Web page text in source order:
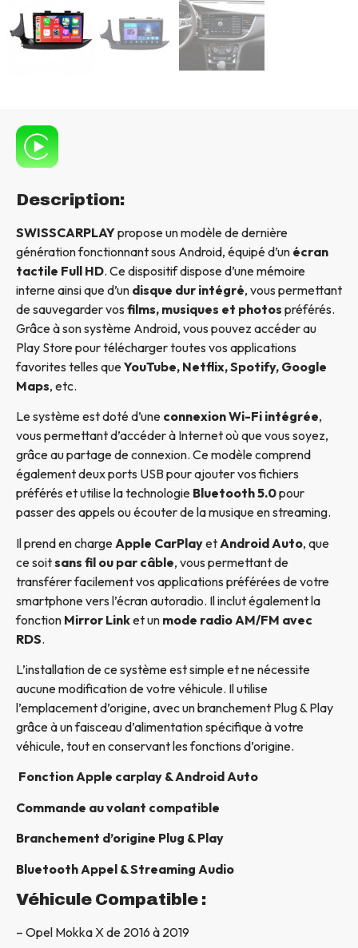
Description:
SWISSCARPLAYpropose un modèle de dernière
génération fonctionnant sous Android, équipé d’un écran
tactile Full HD. Ce dispositif dispose d’une mémoire
interne ainsi que d’un disque dur intégré, vous permettant
de sauvegarder vos films, musiques et photos préférés.
Grâce à son système Android, vous pouvez accéder au
Play Store pour télécharger toutes vos applications
favorites telles queYouTube, Netflix, Spotify, Google
Maps, etc.
Le système est doté d’une connexion Wi-Fi intégrée,
vous permettant d’accéder à Internet où que vous soyez,
grâce au partage de connexion. Ce modèle comprend
également deux ports USB pour ajouter vos fichiers
préférés et utilise la technologie Bluetooth 5.0pour
passer des appels ou écouter de la musique en streaming.
Il prend en charge Apple CarPlayet Android Auto, que
ce soitsans fil ou par câble, vous permettant de
transférer facilement vos applications préférées de votre
smartphone vers l’écran autoradio. Il inclut également la
fonction Mirror Linket un mode radio AM/FM avec
RDS.
L’installation de ce système est simple et ne nécessite
aucune modification de votre véhicule. Il utilise
l’emplacement d’origine, avec un branchement Plug & Play
grâce à un faisceau d’alimentation spécifique à votre
véhicule, tout en conservant les fonctions d’origine.
Fonction Apple carplay & Android Auto
Commande au volant compatible
Branchement d’origine Plug & Play
Bluetooth Appel & Streaming Audio
Véhicule Compatible :
– Opel Mokka X de 2016 à 2019